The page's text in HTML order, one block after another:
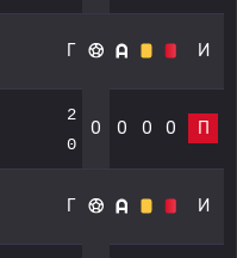
Г И
2
0
0 0 0 0 П
Г И